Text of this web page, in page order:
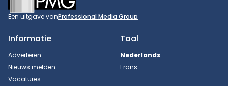
Een uitgave vanProfessional Media Group
Informatie
Adverteren
Nieuws melden
Vacatures
Taal
Nederlands
Frans